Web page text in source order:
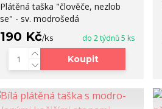
Plátěná taška "člověče, nezlob
se" - sv. modrošedá
190 Kč/ks do 2 týdnů 5 ks
Koupit